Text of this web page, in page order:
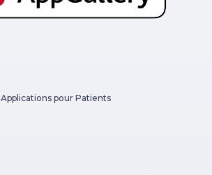
Applications pour Patients